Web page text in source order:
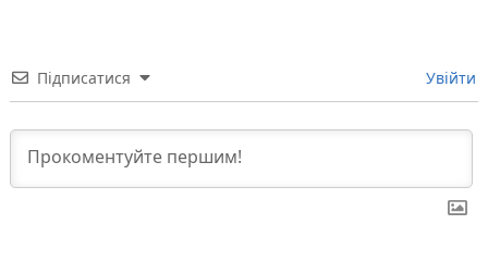
Підписатися Увійти